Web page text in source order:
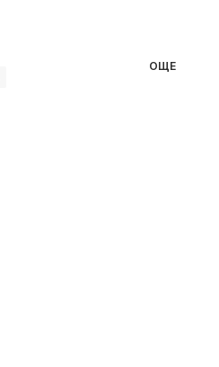
ОЩЕ